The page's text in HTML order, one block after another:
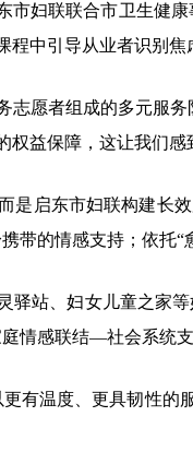
妇联联合市卫生健康
程中引导从业者识别
者组成的多元服务
权益保障，这让我们
启东市妇联构建长
带的情感支持；依托
站、妇女儿童之家等
情感联结—社会系统
温度、更具韧性的